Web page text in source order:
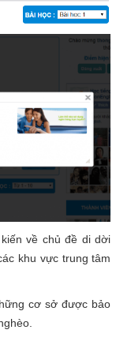
​​về chủ đề di dời
khu vực trung tâm
cơ sở được bảo